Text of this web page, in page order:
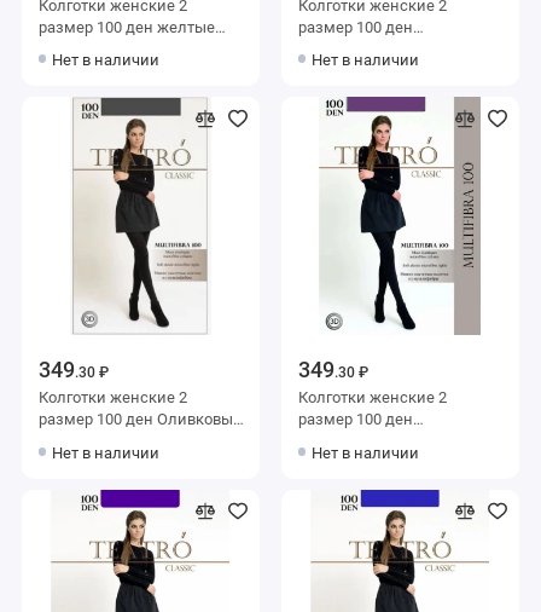
Колготки женские 2
размер 100 ден желтые
Нет в наличии
Колготки женские 2
размер 100 ден
Нет в наличии
349.30 ₽
Колготки женские 2
размер 100 ден Оливковый
Нет в наличии
349.30 ₽
Колготки женские 2
размер 100 ден
Нет в наличии